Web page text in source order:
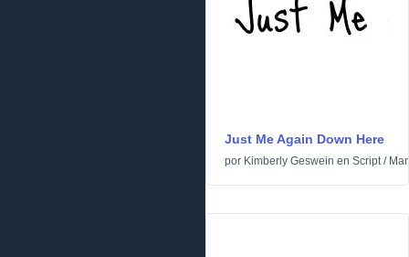
Just Me Again Down Here
por Kimberly Geswein en Script/